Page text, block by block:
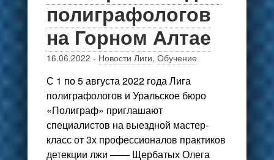
полиграфологов
на Горном Алтае
16.06.2022 - Новости Лиги, Обучение
С 1 по 5 августа 2022 года Лига
полиграфологов и Уральское бюро
«Полиграф» приглашают
специалистов на выездной мастер-
класс от 3х профессионалов практиков
детекции лжи —— Щербатых Олега